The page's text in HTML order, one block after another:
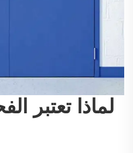
لماذا تعتبر